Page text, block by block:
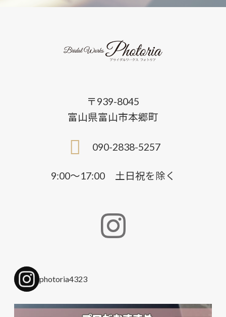
〒939-8045
富山県富山市本郷町
090-2838-5257
9:00〜17:00 土日祝を除く
photoria4323